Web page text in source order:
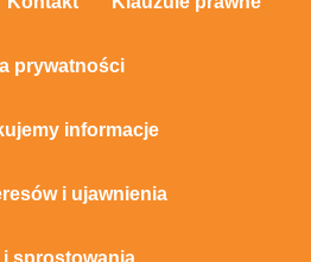
prywatności
informacje
i ujawnienia